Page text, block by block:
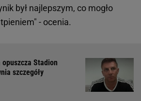
był najlepszym, co mogło
- ocenia.
Stadion
szczegóły